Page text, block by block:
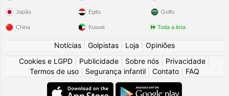
Japão
China
Egito
Kuwait
Golfo
Toda a lista
Notícias Golpistas Loja
Opiniões
Cookies e LGPD
Publicidade Sobre nós Privacidade
Termos de uso
Segurança infantil Contato FAQ